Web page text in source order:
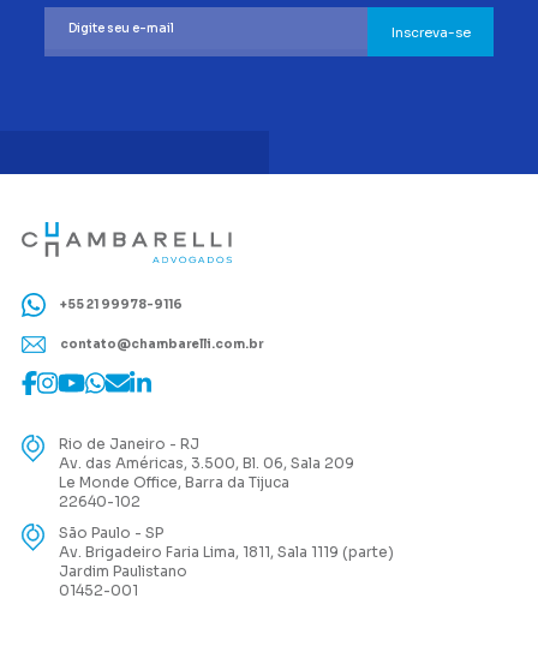
Inscreva-se
+55 21 99978-9116
contato@chambarelli.com.br
Rio de Janeiro - RJ
Av. das Américas, 3.500, Bl. 06, Sala 209
Le Monde Office, Barra da Tijuca
22640-102
São Paulo - SP
Av. Brigadeiro Faria Lima, 1811, Sala 1119 (parte)
Jardim Paulistano
01452-001